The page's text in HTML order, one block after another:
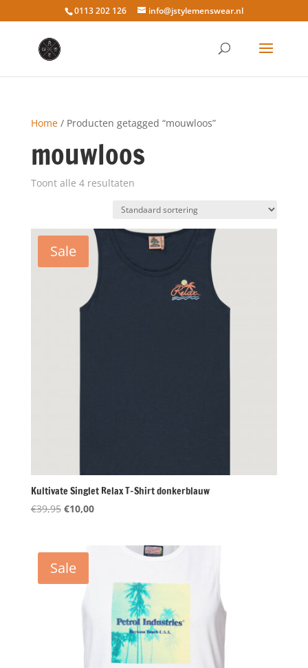
0113 202 126 info@jstylemenswear.nl
Home/ Producten getagged “mouwloos”
mouwloos
Toont alle 4 resultaten
Sale
Kultivate Singlet Relax T-Shirt donkerblauw
€39,95 Oorspronkelijke
€39,95.
€10,00Huidige
Sale